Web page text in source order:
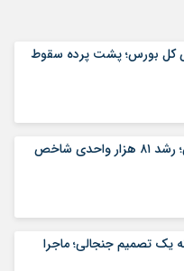
بورس؛ پشت پرده سقوط
شوک به بورس تهران؛ رشد ۸۱ هزار واحدی شاخص
یک تصمیم جنجالی؛ ماجرا